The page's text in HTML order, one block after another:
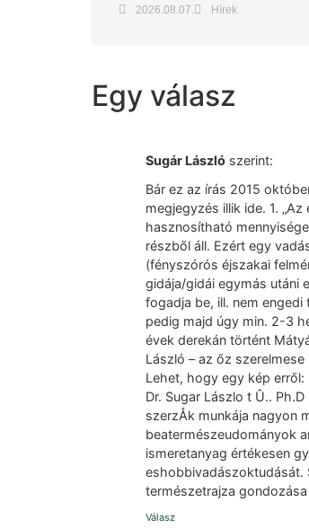
2026.08.07. Hírek
Egy válasz
Sugár László szerint:
Bár ez az írás 2015
megjegyzés illik ide. 1.
hasznosítható
részből áll. Ezért egy
(fényszórós éjszakai
gidája/gidái egymás utáni
fogadja be, ill. nem engedi
pedig majd úgy min. 2-3
évek derekán történt
László – az őz szerelmese
Lehet, hogy egy kép erről:
Dr. Sugar Lászlo t Û..
szerzÅk munkája nagyon
beatermészeudományok
ismeretanyag értékesen
eshobbivadászoktudását.
természetrajza gondozása
Válasz